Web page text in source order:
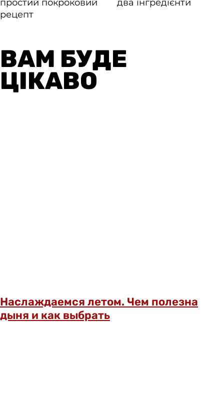
ВАМ БУДЕ
ЦІКАВО
Наслаждаемся летом. Чем полезна
дыня и как выбрать